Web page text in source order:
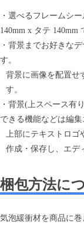
・選べるフレームシ
140mm x タテ 140mm
・背景までお好きな
す。
背景に画像を配置せ
す。
・背景(上スペース有
できる機能などは編集
上部にテキストロゴ
作成・保存し、エデ
梱包方法に
気泡緩衝材を商品に